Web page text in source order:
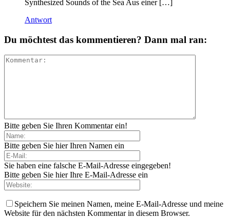
Synthesized Sounds of the Sea Aus einer […]
Antwort
Du möchtest das kommentieren? Dann mal ran:
Bitte geben Sie Ihren Kommentar ein!
Bitte geben Sie hier Ihren Namen ein
Sie haben eine falsche E-Mail-Adresse eingegeben!
Bitte geben Sie hier Ihre E-Mail-Adresse ein
Speichern Sie meinen Namen, meine E-Mail-Adresse und meine
Website für den nächsten Kommentar in diesem Browser.